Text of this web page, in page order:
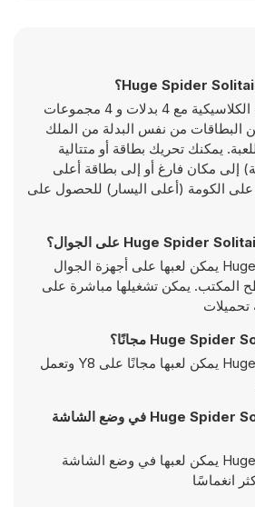
لعبة سوليتير العنكبوت الكلاسيكية مع 4 بدلات و 4 مجموعات
البطاقات من نفس البدلة من الملك
يمكنك تحريك بطاقة أو متتالية
إلى مكان فارغ أو إلى بطاقة أعلى
على الكومة (أعلى اليسار) للحصول على
نعم، Huge Spider Solitaire يمكن لعبها على أجهزة الجوال
المكتب. يمكن تشغيلها مباشرة على
تحميلات
نعم، Huge Spider Solitaire يمكن لعبها مجانًا على Y8 وتعمل
هل يمكن لعب Huge Spider Solitaire في وضع الشاشة
نعم، Huge Spider Solitaire يمكن لعبها في وضع الشاشة
انغماسًا